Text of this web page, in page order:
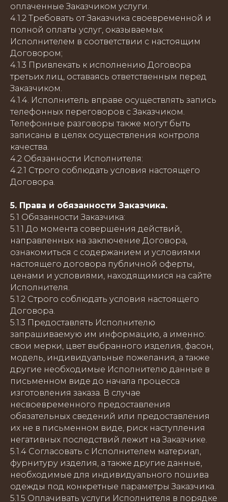
оплаченные Заказчиком услуги.
4.1.2 Требовать от Заказчика своевременной и
полной оплаты услуг, оказываемых
Исполнителем в соответствии с настоящим
Договором;
4.1.3 Привлекать к исполнению Договора
третьих лиц, оставаясь ответственным перед
Заказчиком.
4.1.4. Исполнитель вправе осуществлять запись
телефонных переговоров с Заказчиком.
Телефонные разговоры также могут быть
записаны в целях осуществления контроля
качества.
4.2 Обязанности Исполнителя:
4.2.1 Строго соблюдать условия настоящего
Договора.
5. Права и обязанности Заказчика.
5.1 Обязанности Заказчика:
5.1.1 До момента совершения действий,
направленных на заключение Договора,
ознакомиться с содержанием и условиями
настоящего договора публичной оферты,
ценами и условиями, находящимися на сайте
Исполнителя.
5.1.2 Строго соблюдать условия настоящего
Договора.
5.1.3 Предоставлять Исполнителю
запрашиваемую им информацию, а именно:
свои мерки, цвет выбранного изделия, фасон,
модель, индивидуальные пожелания, а также
другие необходимые Исполнителю данные в
письменном виде до начала процесса
изготовления заказа. В случае
несвоевременного предоставления
обязательных сведений или предоставления
их не в письменном виде, риск наступления
негативных последствий лежит на Заказчике.
5.1.4 Согласовать с Исполнителем материал,
фурнитуру изделия, а также другие данные,
необходимые для индивидуального пошива
одежды под конкретные параметры Заказчика.
5.1.5 Оплачивать услуги Исполнителя в порядке